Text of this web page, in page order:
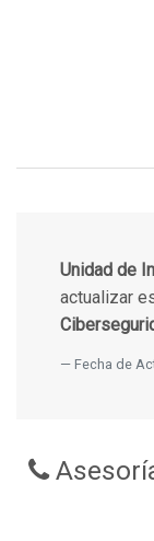
Unidad de
actualizar
Fecha de